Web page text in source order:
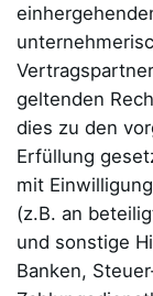
geltenden
dies zu den
Erfüllung
mit
(z.B. an
und sonstige
Banken,